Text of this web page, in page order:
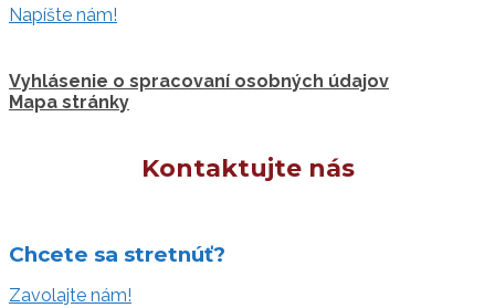
Napíšte nám!
Vyhlásenie o spracovaní osobných údajov
Mapa stránky
Kontaktujte nás
Chcete sa stretnúť?
Zavolajte nám!